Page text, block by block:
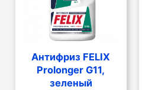
Антифриз FELIX
Prolonger G11,
зеленый